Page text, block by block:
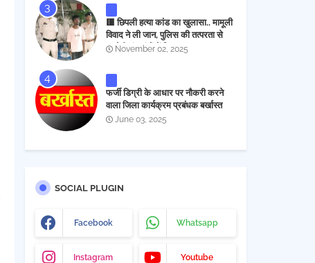
🟥 छिपली हत्या कांड का खुलासा.. मामूली
विवाद ने ली जान, पुलिस की तत्परता से
आरोपी चंद घंटों में गिरफ्तार
November 02, 2025
फर्जी डिग्री के आधार पर नौकरी करने
वाला जिला कार्यक्रम प्रबंधक बर्खास्त
June 03, 2025
SOCIAL PLUGIN
Facebook Whatsapp
Instagram Youtube